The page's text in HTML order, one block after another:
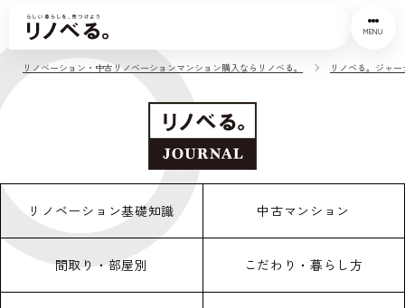
MENU
リノベーション・中古リノベーションマンション購入ならリノベる。 リノベる。ジャ
リノベーション基礎知識 中古マンション
間取り・部屋別 こだわり・暮らし方